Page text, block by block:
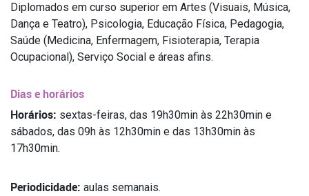
Diplomados em curso superior em Artes (Visuais, Música,
Dança e Teatro), Psicologia, Educação Física, Pedagogia,
Saúde (Medicina, Enfermagem, Fisioterapia, Terapia
Ocupacional), Serviço Social e áreas afins.
Dias e horários
Horários: sextas-feiras, das 19h30min às 22h30min e
sábados, das 09h às 12h30min e das 13h30min às
17h30min.
Periodicidade: aulas semanais.